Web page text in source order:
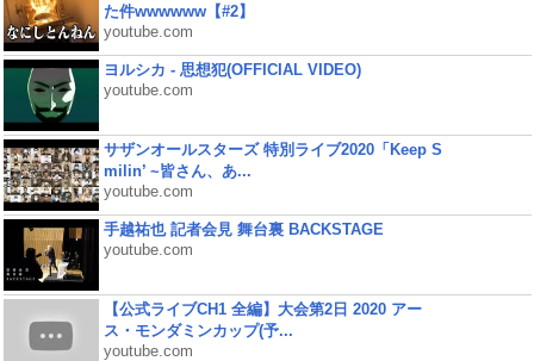
た件wwwwww【#2】
youtube.com
ヨルシカ - 思想犯(OFFICIAL VIDEO)
youtube.com
サザンオールスターズ 特別ライブ2020「Keep S
milin’ ~皆さん、あ...
youtube.com
手越祐也 記者会見 舞台裏 BACKSTAGE
youtube.com
【公式ライブCH1 全編】大会第2日 2020 アー
ス・モンダミンカップ(予...
youtube.com